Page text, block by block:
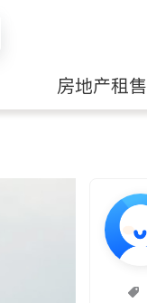
房地产租售